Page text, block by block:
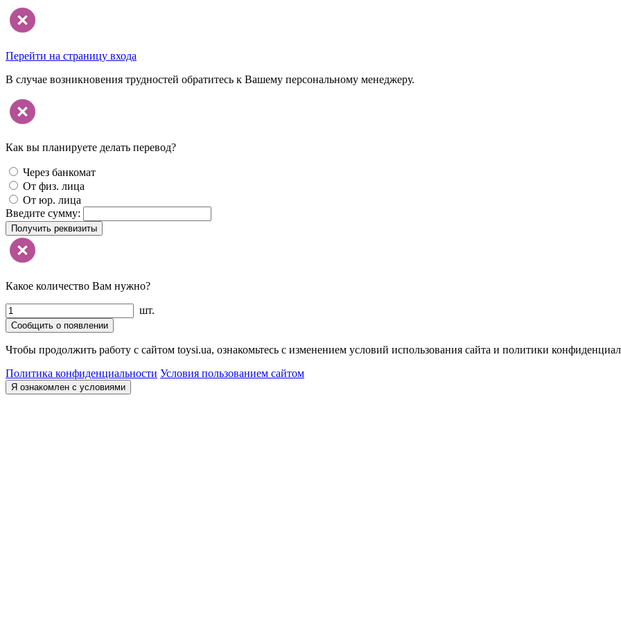
Перейти на страницу входа
В случае возникновения трудностей обратитесь к Вашему персональному менеджеру.
Как вы планируете делать перевод?
Через банкомат
От физ. лица
От юр. лица
Введите сумму:
Получить реквизиты
Какое количество Вам нужно?
шт.
Сообщить о появлении
Чтобы продолжить работу с сайтом toysi.ua, ознакомьтесь с изменением условий использования сайта и политики
Политика конфиденциальности Условия пользованием сайтом
Я ознакомлен с условиями